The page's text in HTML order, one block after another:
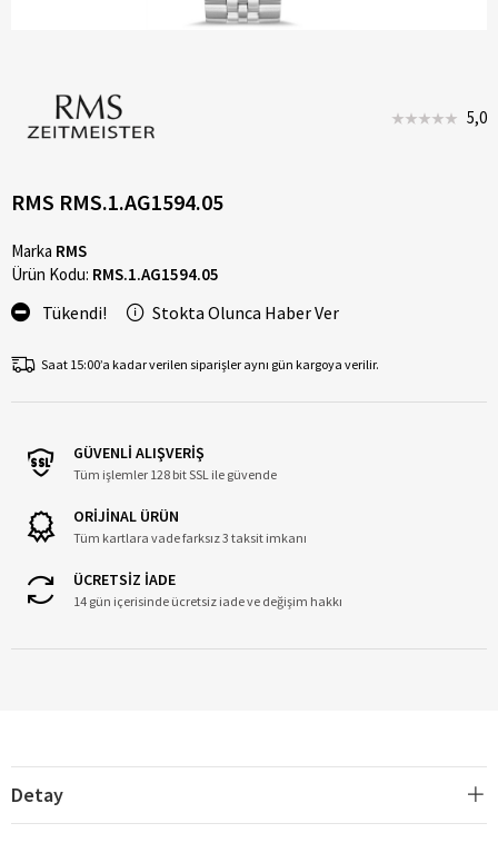
5,0
RMS RMS.1.AG1594.05
Marka RMS
Ürün Kodu: RMS.1.AG1594.05
Tükendi! Stokta Olunca Haber Ver
Saat 15:00’a kadar verilen siparişler aynı gün kargoya verilir.
GÜVENLİ ALIŞVERİŞ
Tüm işlemler 128 bit SSL ile güvende
ORİJİNAL ÜRÜN
Tüm kartlara vade farksız 3 taksit imkanı
ÜCRETSİZ İADE
14 gün içerisinde ücretsiz iade ve değişim hakkı
Detay